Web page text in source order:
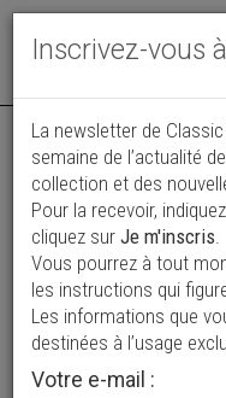
Vos
plus de 4
Inscrivez-vous
La newsletter de
semaine de l’actualité
collection et des
Pour la recevoir,
cliquez sur Je m'inscris.
Vous pourrez à tout
les instructions qui
Les informations que
destinées à l’usage
Votre e-mail :